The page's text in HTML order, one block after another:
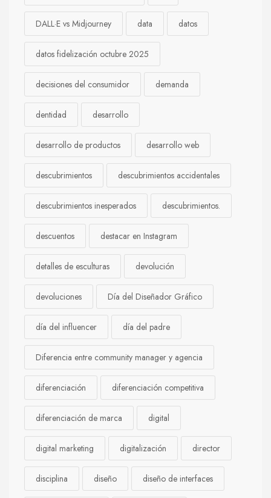
DALL·E vs Midjourney data datos
datos fidelización octubre 2025
decisiones del consumidor demanda
dentidad desarrollo
desarrollo de productos desarrollo web
descubrimientos descubrimientos accidentales
descubrimientos inesperados descubrimientos.
descuentos destacar en Instagram
detalles de esculturas devolución
devoluciones Día del Diseñador Gráfico
día del influencer día del padre
Diferencia entre community manager y agencia
diferenciación diferenciación competitiva
diferenciación de marca digital
digital marketing digitalización director
disciplina diseño diseño de interfaces